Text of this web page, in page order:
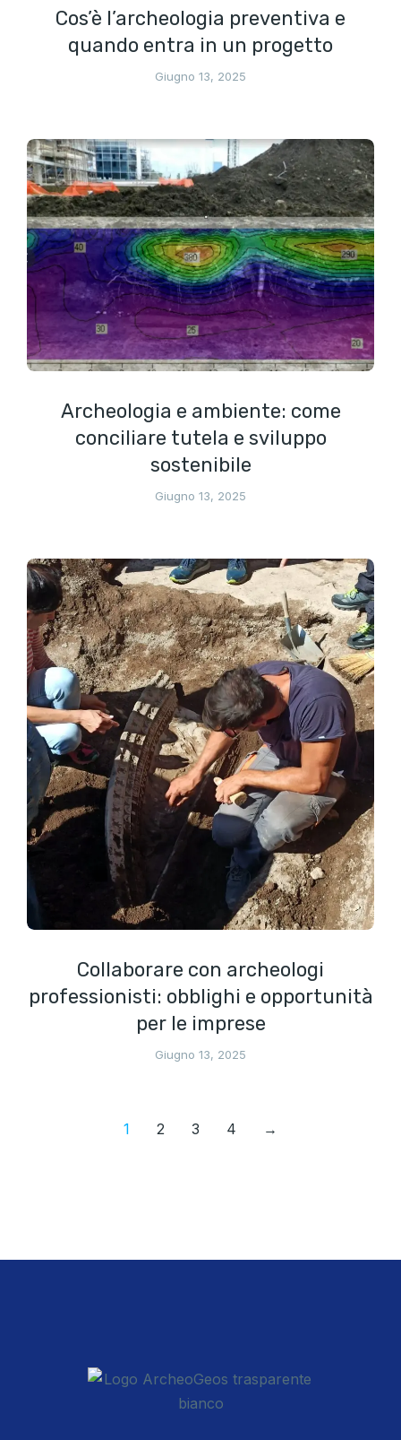
Cos’è l’archeologia preventiva e
quando entra in un progetto
Giugno 13, 2025
Archeologia e ambiente: come
conciliare tutela e sviluppo
sostenibile
Giugno 13, 2025
Collaborare con archeologi
professionisti: obblighi e opportunità
per le imprese
Giugno 13, 2025
1 2 3 4 →